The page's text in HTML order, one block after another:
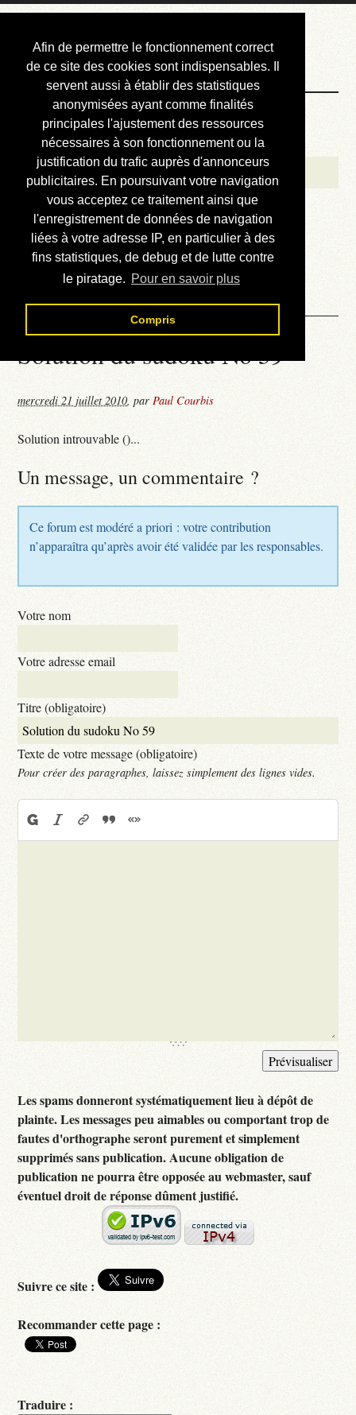
Afin de permettre le fonctionnement correct
de ce site des cookies sont indispensables. Il
servent aussi à établir des statistiques
anonymisées ayant comme finalités
principales l'ajustement des ressources
nécessaires à son fonctionnement ou la
justification du trafic auprès d'annonceurs
publicitaires. En poursuivant votre navigation
vous acceptez ce traitement ainsi que
l'enregistrement de données de navigation
liées à votre adresse IP, en particulier à des
fins statistiques, de debug et de lutte contre
le piratage. Pour en savoir plus
Compris
Courbis, « LE »
Blog Officiel
Bienvenue
Réalisations
Divers (et d’été)
Annonces
Liens externes
Téléchargement
Contact
Solution du sudoku No 59
mercredi 21 juillet 2010,parPaul Courbis
Solution introuvable ()...
Un message, un commentaire ?
Ce forum est modéré a priori : votre contribution
n’apparaîtra qu’après avoir été validée par les responsables.
Votre nom
Votre adresse email
Titre (obligatoire)
Texte de votre message (obligatoire)
Pour créer des paragraphes, laissez simplement des lignes vides.
Les spams donneront systématiquement lieu à dépôt de
plainte. Les messages peu aimables ou comportant trop de
fautes d'orthographe seront purement et simplement
supprimés sans publication. Aucune obligation de
publication ne pourra être opposée au webmaster, sauf
éventuel droit de réponse dûment justifié.
Suivre ce site :
Recommander cette page :
Traduire :